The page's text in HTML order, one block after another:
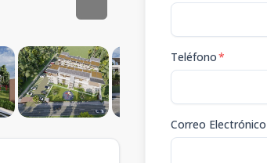
Teléfono*
Correo Electrónico